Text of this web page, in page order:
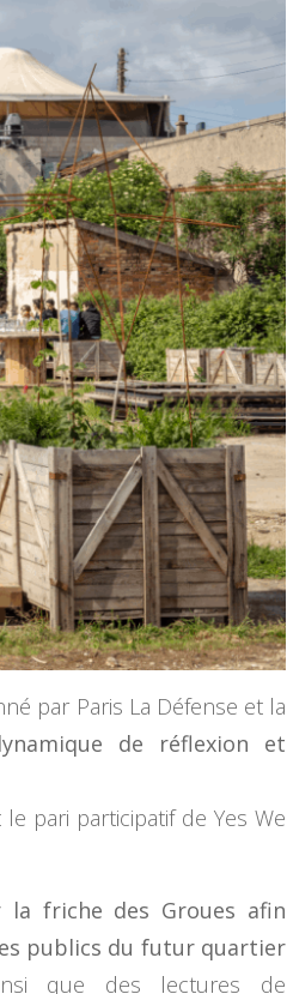
par Paris La Défense et la
de réflexion et
pari participatif de Yes We
friche des Groues afin
publics du futur quartier
que des lectures de